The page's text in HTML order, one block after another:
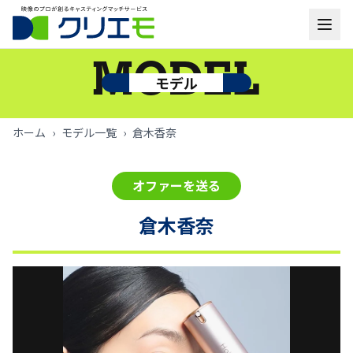
モデル一覧
よくあるご質問
ログイン
モデル
MODEL
ホーム › モデル一覧 › 倉木香奈
倉木香奈
オファーを送る